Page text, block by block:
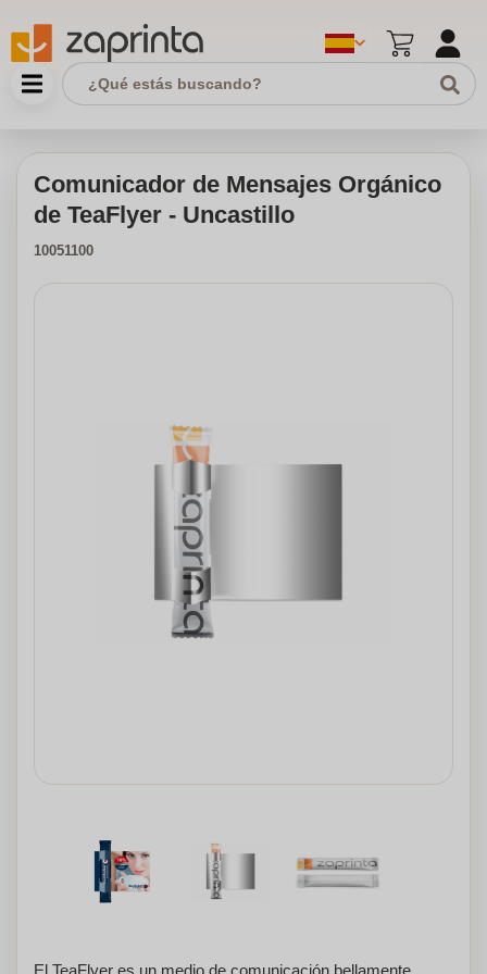
Comunicador de Mensajes Orgánico
de TeaFlyer - Uncastillo
10051100
El TeaFlyer es un medio de comunicación bellamente